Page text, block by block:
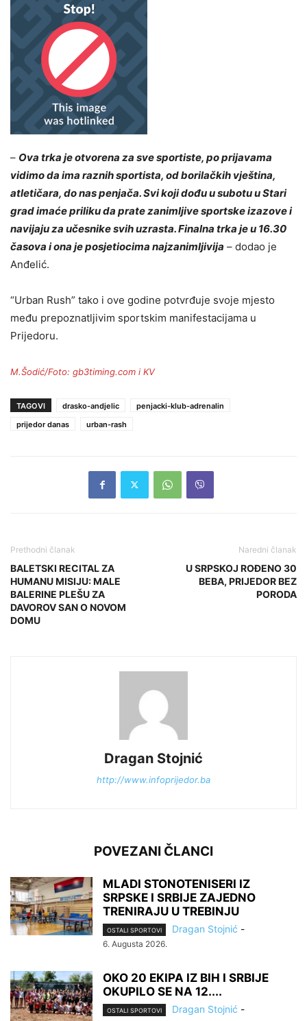
– Ova trka je otvorena za sve sportiste, po prijavama
vidimo da ima raznih sportista, od borilačkih vještina,
atletičara, do nas penjača. Svi koji dođu u subotu u Stari
grad imaće priliku da prate zanimljive sportske izazove i
navijaju za učesnike svih uzrasta. Finalna trka je u 16.30
časova i ona je posjetiocima najzanimljivija – dodao je
Anđelić.
“Urban Rush” tako i ove godine potvrđuje svoje mjesto
među prepoznatljivim sportskim manifestacijama u
Prijedoru.
M.Šodić/Foto: gb3timing.com i KV
TAGOVI drasko-andjelic
penjacki-klub-adrenalin
prijedor danas
urban-rash
Prethodni članak
BALETSKI RECITAL ZA
HUMANU MISIJU: MALE
BALERINE PLEŠU ZA
DAVOROV SAN O NOVOM
DOMU
Naredni članak
U SRPSKOJ ROĐENO 30
BEBA, PRIJEDOR BEZ
PORODA
Dragan Stojnić
http://www.infoprijedor.ba
POVEZANI ČLANCI
MLADI STONOTENISERI IZ
SRPSKE I SRBIJE ZAJEDNO
TRENIRAJU U TREBINJU
OSTALI SPORTOVI Dragan Stojnić -
6. Augusta 2026.
OKO 20 EKIPA IZ BIH I SRBIJE
OKUPILO SE NA 12....
OSTALI SPORTOVI Dragan Stojnić -